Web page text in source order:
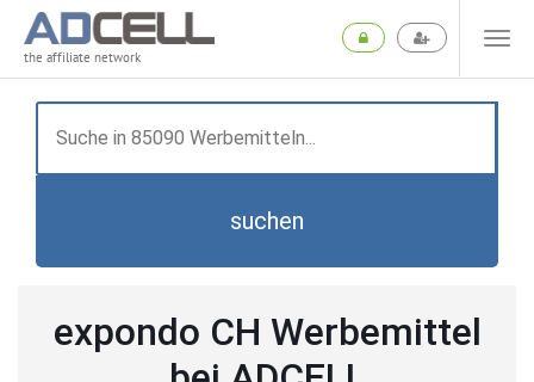
the affiliate network
suchen
expondo CH Werbemittel